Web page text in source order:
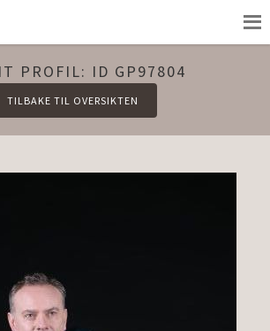
PROFIL: ID GP97804
TILBAKE TIL OVERSIKTEN